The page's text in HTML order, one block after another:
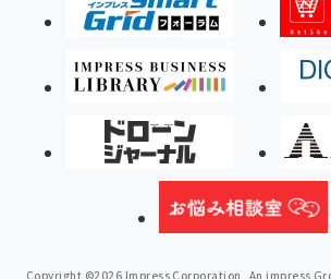
Copyright ©2026 Impress Corporation, An impress